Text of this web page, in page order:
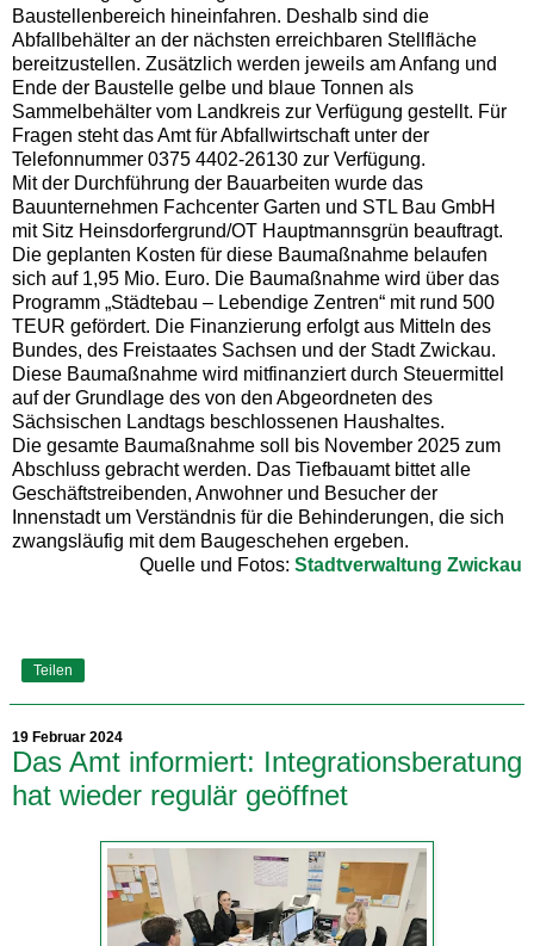
Baustellenbereich hineinfahren. Deshalb sind die
Abfallbehälter an der nächsten erreichbaren Stellfläche
bereitzustellen. Zusätzlich werden jeweils am Anfang und
Ende der Baustelle gelbe und blaue Tonnen als
Sammelbehälter vom Landkreis zur Verfügung gestellt. Für
Fragen steht das Amt für Abfallwirtschaft unter der
Telefonnummer 0375 4402-26130 zur Verfügung.
Mit der Durchführung der Bauarbeiten wurde das
Bauunternehmen Fachcenter Garten und STL Bau GmbH
mit Sitz Heinsdorfergrund/OT Hauptmannsgrün beauftragt.
Die geplanten Kosten für diese Baumaßnahme belaufen
sich auf 1,95 Mio. Euro. Die Baumaßnahme wird über das
Programm „Städtebau – Lebendige Zentren“ mit rund 500
TEUR gefördert. Die Finanzierung erfolgt aus Mitteln des
Bundes, des Freistaates Sachsen und der Stadt Zwickau.
Diese Baumaßnahme wird mitfinanziert durch Steuermittel
auf der Grundlage des von den Abgeordneten des
Sächsischen Landtags beschlossenen Haushaltes.
Die gesamte Baumaßnahme soll bis November 2025 zum
Abschluss gebracht werden. Das Tiefbauamt bittet alle
Geschäftstreibenden, Anwohner und Besucher der
Innenstadt um Verständnis für die Behinderungen, die sich
zwangsläufig mit dem Baugeschehen ergeben.
Quelle und Fotos: Stadtverwaltung Zwickau
Teilen
19 Februar 2024
Das Amt informiert: Integrationsberatung
hat wieder regulär geöffnet